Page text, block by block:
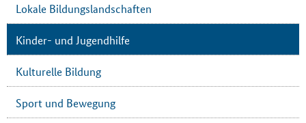
Lokale Bildungslandschaften
Kinder- und Jugendhilfe
Kulturelle Bildung
Sport und Bewegung